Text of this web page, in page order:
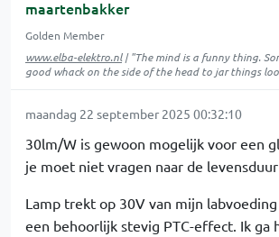
maartenbakker
Golden Member
www.elba-elektro.nl| "The mind is a funny thing.
good whack on the side of the head to jar things
maandag 22 september 2025 00:32:10
30lm/W is gewoon mogelijk voor een
je moet niet vragen naar de levensduur
Lamp trekt op 30V van mijn
een behoorlijk stevig PTC-effect. Ik ga